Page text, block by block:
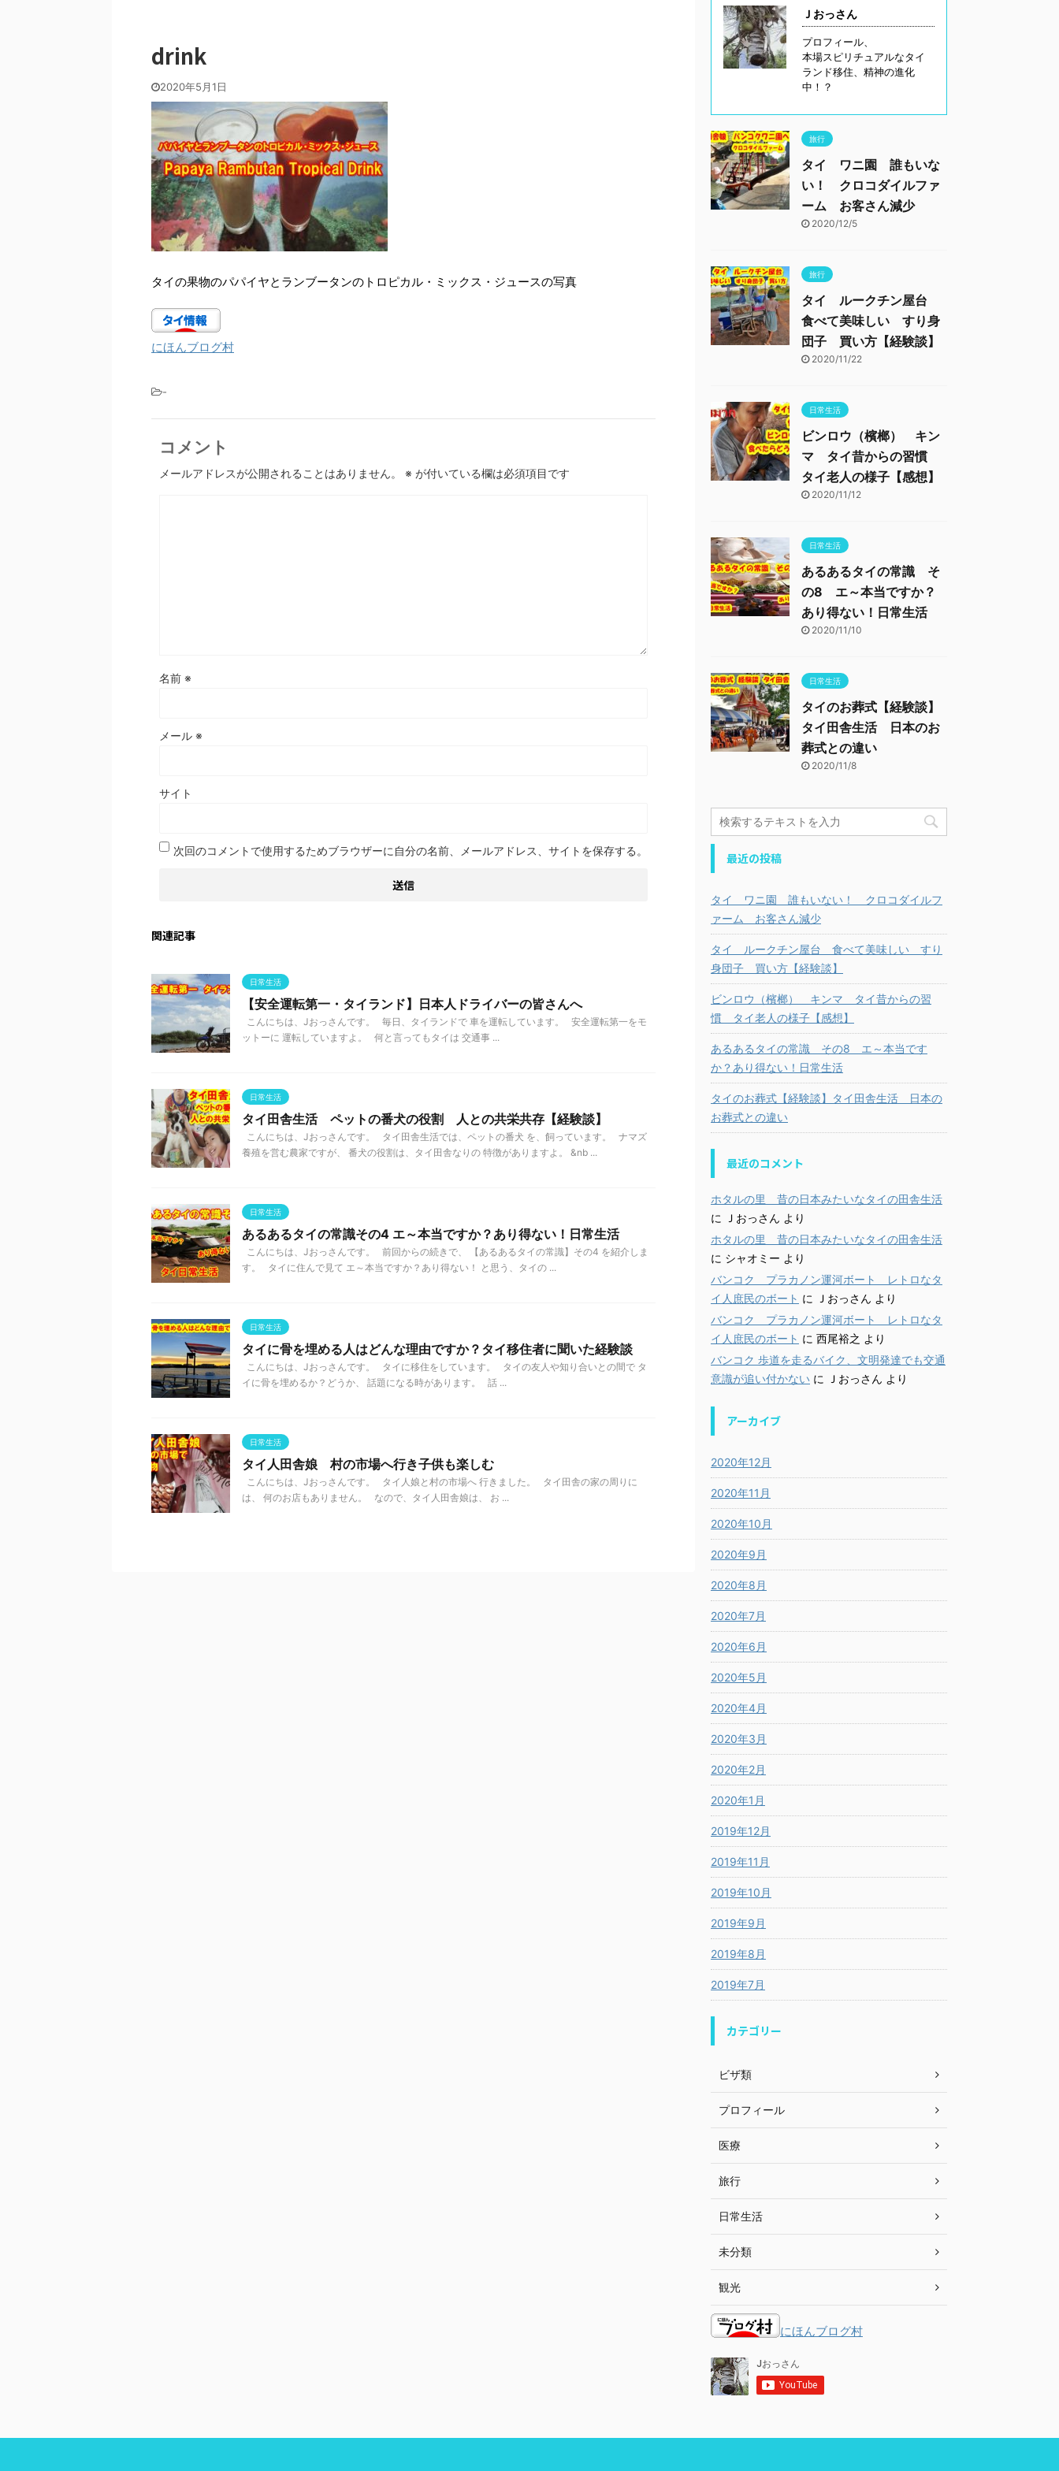
drink
2020年5月1日
タイの果物のパパイヤとランブータンのトロピカル・ミックス・ジュースの写真
にほんブログ村
-
コメント
メールアドレスが公開されることはありません。 ※ が付いている欄は必須項目です
名前 ※
メール ※
サイト
次回のコメントで使用するためブラウザーに自分の名前、メールアドレス、サイトを保存する。
関連記事
日常生活
【安全運転第一・タイランド】日本人ドライバーの皆さんへ
こんにちは、Jおっさんです。 毎日、タイランドで 車を運転しています。 安全運転第一をモ
ットーに 運転していますよ。 何と言ってもタイは 交通事 ...
日常生活
タイ田舎生活 ペットの番犬の役割 人との共栄共存【経験談】
こんにちは、Jおっさんです。 タイ田舎生活では、ペットの番犬 を、飼っています。 ナマズ
養殖を営む農家ですが、 番犬の役割は、タイ田舎なりの 特徴がありますよ。 &nb ...
日常生活
あるあるタイの常識その4 エ～本当ですか？あり得ない！日常生活
こんにちは、Jおっさんです。 前回からの続きで、 【あるあるタイの常識】その4 を紹介しま
す。 タイに住んで見て エ～本当ですか？あり得ない！ と思う、タイの ...
日常生活
タイに骨を埋める人はどんな理由ですか？タイ移住者に聞いた経験談
こんにちは、Jおっさんです。 タイに移住をしています。 タイの友人や知り合いとの間で タ
イに骨を埋めるか？どうか、 話題になる時があります。 話 ...
日常生活
タイ人田舎娘 村の市場へ行き子供も楽しむ
こんにちは、Jおっさんです。 タイ人娘と村の市場へ 行きました。 タイ田舎の家の周りに
は、 何のお店もありません。 なので、タイ人田舎娘は、 お ...
Ｊおっさん
プロフィール、
本場スピリチュアルなタイ
ランド移住、精神の進化
中！？
旅行
タイ ワニ園 誰もいな
い！ クロコダイルファ
ーム お客さん減少
2020/12/5
旅行
タイ ルークチン屋台
食べて美味しい すり身
団子 買い方【経験談】
2020/11/22
日常生活
ビンロウ（檳榔） キン
マ タイ昔からの習慣
タイ老人の様子【感想】
2020/11/12
日常生活
あるあるタイの常識 そ
の8 エ～本当ですか？
あり得ない！日常生活
2020/11/10
日常生活
タイのお葬式【経験談】
タイ田舎生活 日本のお
葬式との違い
2020/11/8
最近の投稿
タイ ワニ園 誰もいない！ クロコダイルフ
ァーム お客さん減少
タイ ルークチン屋台 食べて美味しい すり
身団子 買い方【経験談】
ビンロウ（檳榔） キンマ タイ昔からの習
慣 タイ老人の様子【感想】
あるあるタイの常識 その8 エ～本当です
か？あり得ない！日常生活
タイのお葬式【経験談】タイ田舎生活 日本の
お葬式との違い
最近のコメント
ホタルの里 昔の日本みたいなタイの田舎生活
に
Ｊおっさん より
ホタルの里 昔の日本みたいなタイの田舎生活
に シャオミー より
バンコク プラカノン運河ボート レトロなタ
イ人庶民のボート に Ｊおっさん より
バンコク プラカノン運河ボート レトロなタ
イ人庶民のボート に 西尾裕之 より
バンコク 歩道を走るバイク、文明発達でも交通
意識が追い付かない に Ｊおっさん より
アーカイブ
2020年12月
2020年11月
2020年10月
2020年9月
2020年8月
2020年7月
2020年6月
2020年5月
2020年4月
2020年3月
2020年2月
2020年1月
2019年12月
2019年11月
2019年10月
2019年9月
2019年8月
2019年7月
カテゴリー
ビザ類
プロフィール
医療
旅行
日常生活
未分類
観光
にほんブログ村